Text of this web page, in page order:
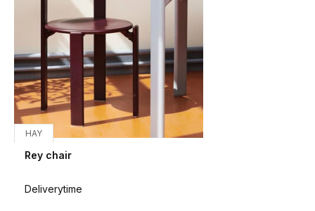
HAY
Rey chair
Deliverytime